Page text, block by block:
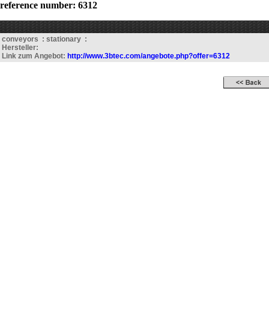
reference number: 6312
conveyors : stationary :
Hersteller:
Link zum Angebot: http://www.3btec.com/angebote.php?offer=6312